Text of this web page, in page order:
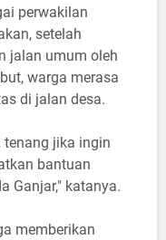
perwakilan
setelah
jalan umum oleh
warga merasa
di jalan desa.
jika ingin
bantuan
Ganjar," katanya.
memberikan